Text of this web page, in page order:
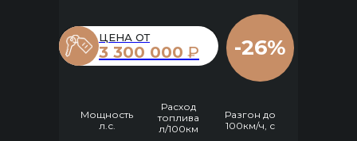
Мощность
л.с.
Разгон до
100км/ч, с
Расход
топлива
л/100км
ЦЕНА ОТ
3 300 000 ₽ -26%